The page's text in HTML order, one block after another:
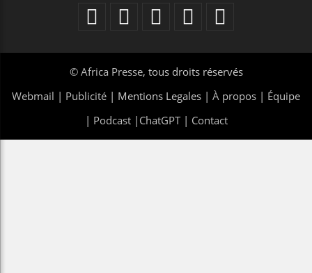
© Africa Presse, tous droits réservés
Webmail | Publicité | Mentions Legales | À propos | Équipe
| Podcast| ChatGPT| Contact